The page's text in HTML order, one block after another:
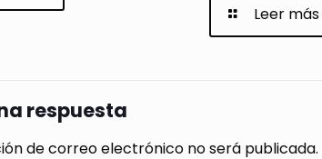
Leer más
respuesta
de correo electrónico no será publicada.